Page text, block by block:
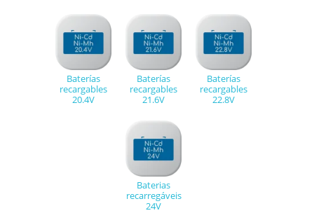
Baterías
recargables
20.4V
Baterías
recargables
21.6V
Baterías
recargables
22.8V
Baterias
recarregáveis
24V